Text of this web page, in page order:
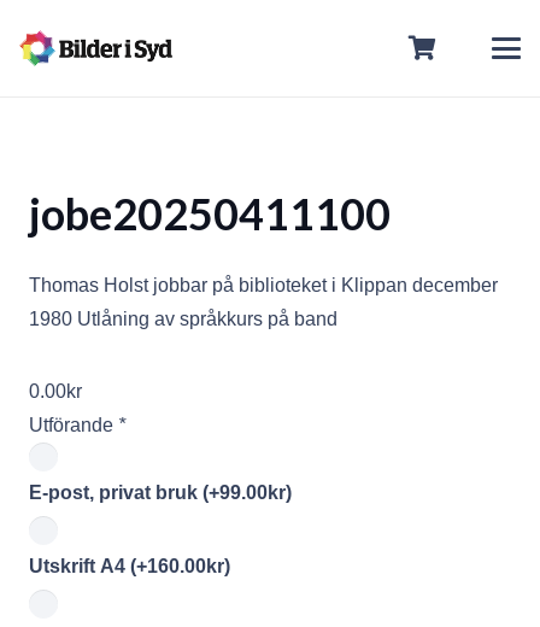
jobe20250411100
Thomas Holst jobbar på biblioteket i Klippan december
1980 Utlåning av språkkurs på band
0.00kr
Utförande *
E-post, privat bruk (+99.00kr)
Utskrift A4 (+160.00kr)